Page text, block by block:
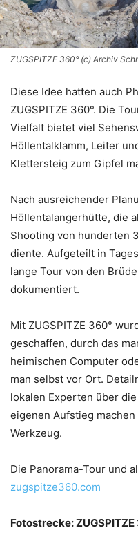
ZUGSPITZE 360° (c) Archiv
Diese Idee hatten auch
ZUGSPITZE 360°. Die
Vielfalt bietet viel
Höllentalklamm, Leiter
Klettersteig zum Gipfel
Nach ausreichender
Höllentalangerhütte, die
Shooting von hunderten
diente. Aufgeteilt in
lange Tour von den
dokumentiert.
Mit ZUGSPITZE 360°
geschaffen, durch das
heimischen Computer
man selbst vor Ort.
lokalen Experten über
eigenen Aufstieg
Werkzeug.
Die Panorama-Tour und
zugspitze360.com
Fotostrecke: ZUGSPITZE